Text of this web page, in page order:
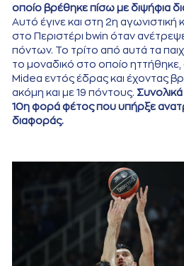
οποίο βρέθηκε πίσω με διψήφια
Αυτό έγινε και στη 2η αγωνιστική
στο Περιστέρι bwin όταν
πόντων. Το τρίτο από αυτά τα
το μοναδικό στο οποίο
Midea εντός έδρας και έχοντας
ακόμη και με 19 πόντους.
10η φορά φέτος που υπήρξε
διαφοράς.